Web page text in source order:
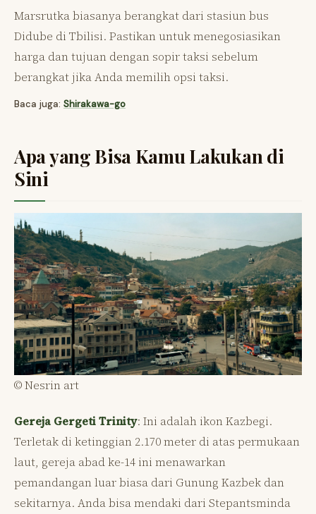
Marsrutka biasanya berangkat dari stasiun bus
Didube di Tbilisi. Pastikan untuk menegosiasikan
harga dan tujuan dengan sopir taksi sebelum
berangkat jika Anda memilih opsi taksi.
Baca juga: Shirakawa-go
Apa yang Bisa Kamu Lakukan di
Sini
© Nesrin art
Gereja Gergeti Trinity: Ini adalah ikon Kazbegi.
Terletak di ketinggian 2.170 meter di atas permukaan
laut, gereja abad ke-14 ini menawarkan
pemandangan luar biasa dari Gunung Kazbek dan
sekitarnya. Anda bisa mendaki dari Stepantsminda